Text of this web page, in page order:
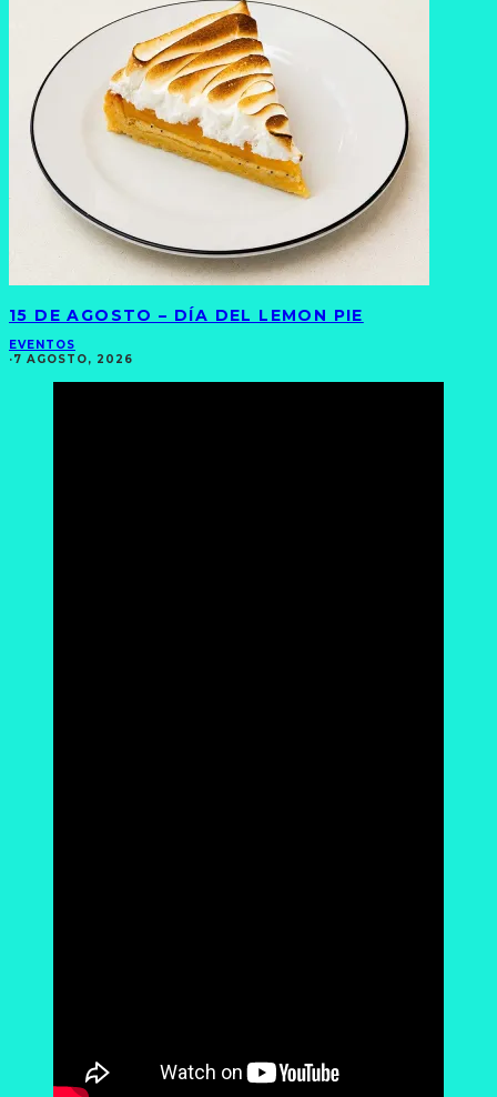
15 DE AGOSTO – DÍA DEL LEMON PIE
EVENTOS
·7 AGOSTO, 2026